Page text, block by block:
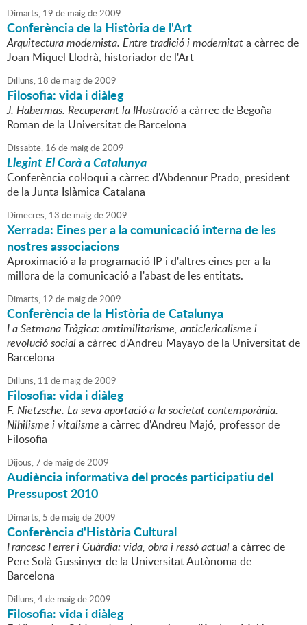
Dimarts, 19 de maigde2009
Conferència de la Història de l'Art
Arquitectura modernista. Entre tradició i modernitata càrrec de
Joan Miquel Llodrà, historiador de l'Art
Dilluns, 18 de maigde2009
Filosofia: vida i diàleg
J. Habermas. Recuperant la Il·lustracióa càrrec de Begoña
Roman de la Universitat de Barcelona
Dissabte, 16 de maigde2009
Llegint El Corà a Catalunya
Conferència col·loqui a càrrec d'Abdennur Prado, president
de la Junta Islàmica Catalana
Dimecres, 13 de maigde2009
Xerrada: Eines per a la comunicació interna de les
nostres associacions
Aproximació a la programació IP i d'altres eines per a la
millora de la comunicació a l'abast de les entitats.
Dimarts, 12 de maigde2009
Conferència de la Història de Catalunya
La Setmana Tràgica: amtimilitarisme, anticlericalisme i
revolució sociala càrrec d'Andreu Mayayo de la Universitat de
Barcelona
Dilluns, 11 de maigde2009
Filosofia: vida i diàleg
F. Nietzsche. La seva aportació a la societat contemporània.
Nihilisme i vitalisme a càrrec d'Andreu Majó, professor de
Filosofia
Dijous,7 de maigde2009
Audiència informativa del procés participatiu del
Pressupost 2010
Dimarts, 5 de maigde2009
Conferència d'Història Cultural
Francesc Ferrer i Guàrdia: vida, obra i ressó actuala càrrec de
Pere Solà Gussinyer de la Universitat Autònoma de
Barcelona
Dilluns,4de maigde2009
Filosofia: vida i diàleg